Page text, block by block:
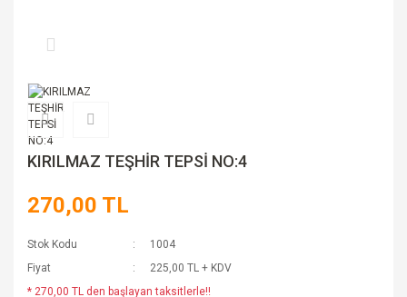
KIRILMAZ TEŞHİR TEPSİ NO:4
270,00 TL
Stok Kodu
1004
Fiyat
225,00 TL + KDV
* 270,00 TL den başlayan taksitlerle!!